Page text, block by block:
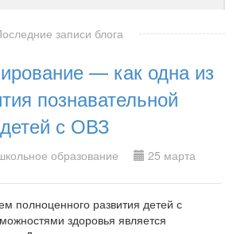
Buranova
Dvurechenskaya
Hiramagomedova
Kovalyova
записи блога
— как одна из
познавательной
с ОВЗ
образование
25 марта
полноценного развития детей с
здоровья является